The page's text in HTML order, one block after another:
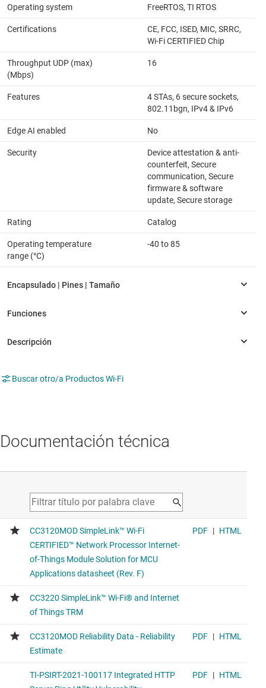
Operating system FreeRTOS, TI RTOS
Certifications
CE, FCC, ISED, MIC, SRRC,
Wi-Fi CERTIFIED Chip
Throughput UDP (max)
(Mbps)
16
Features
4 STAs, 6 secure sockets,
802.11bgn, IPv4 & IPv6
Edge AI enabled No
Security
Device attestation & anti-
counterfeit, Secure
communication, Secure
firmware & software
update, Secure storage
Rating Catalog
Operating temperature
range (°C)
-40 to 85
Buscar otro/a Productos Wi-Fi
Documentación técnica